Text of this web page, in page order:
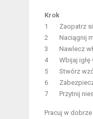
Krok
1
Zaopatrz
2
Naciągnij
3
Nawlecz
4
Wbijaj igłę
5
Stwórz
6
7
Przytnij
Pracuj w